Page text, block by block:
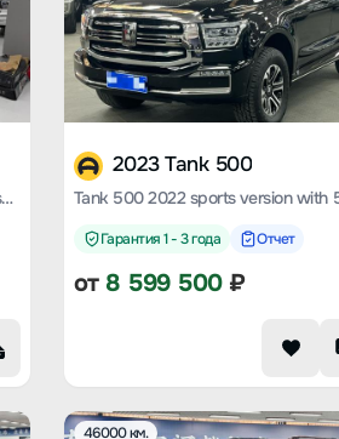
Tank 500 2022 customized version 5 seats
2023 Tank 500
Гарантия 1 - 3 года Отчет
от 8 599 500₽
46000 км.